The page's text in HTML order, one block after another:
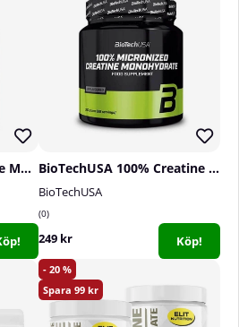
Delta Nutrition Creatine Monohydrate, 400 g BioTechUSA 100% Creatine Monohydrate, 300 g
BioTechUSA
0
249 kr Köp!
20
99